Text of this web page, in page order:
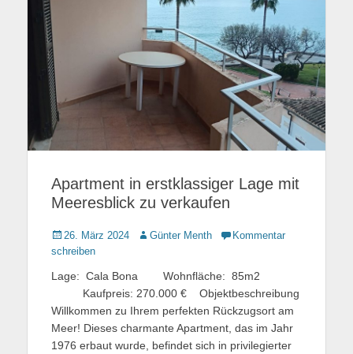
Apartment in erstklassiger Lage mit
Meeresblick zu verkaufen
Gepostet
am
26. März 2024 AutorGünter Menth
Kommentar
schreiben
Lage: Cala Bona Wohnfläche: 85m2
Kaufpreis: 270.000 € Objektbeschreibung
Willkommen zu Ihrem perfekten Rückzugsort am
Meer! Dieses charmante Apartment, das im Jahr
1976 erbaut wurde, befindet sich in privilegierter